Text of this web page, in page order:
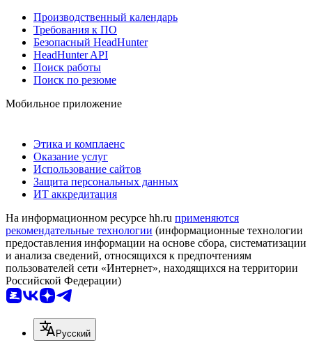
Производственный календарь
Требования к ПО
Безопасный HeadHunter
HeadHunter API
Поиск работы
Поиск по резюме
Мобильное приложение
Этика и комплаенс
Оказание услуг
Использование сайтов
Защита персональных данных
ИТ аккредитация
На информационном ресурсе hh.ru применяются
рекомендательные технологии (информационные технологии
предоставления информации на основе сбора, систематизации
и анализа сведений, относящихся к предпочтениям
пользователей сети «Интернет», находящихся на территории
Российской Федерации)
Русский